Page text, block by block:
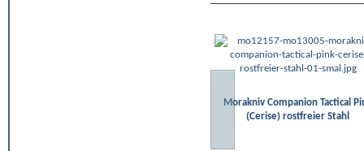
Morakniv Companion Tactical
(Cerise) rostfreier Stahl